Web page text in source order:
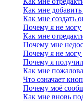
Как мне
Как мне создать
Почему я не могу
Как мне
Почему мне
Почему я не могу
Почему я
Как мне
Что означает
Почему моё
Как мне вновь